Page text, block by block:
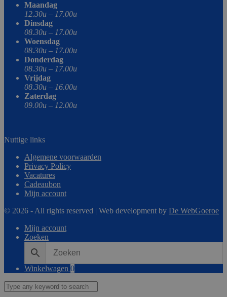
Maandag
12.30u – 17.00u
Dinsdag
08.30u – 17.00u
Woensdag
08.30u – 17.00u
Donderdag
08.30u – 17.00u
Vrijdag
08.30u – 16.00u
Zaterdag
09.00u – 12.00u
Nuttige links
Algemene voorwaarden
Privacy Policy
Vacatures
Cadeaubon
Mijn account
© 2026 - All rights reserved | Web development by De WebGoeroe
Mijn account
Zoeken
Winkelwagen 0